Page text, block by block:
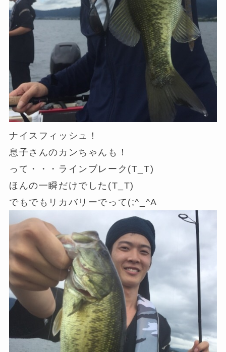
ナイスフィッシュ！
息子さんのカンちゃんも！
って・・・ラインブレーク(T_T)
ほんの一瞬だけでした(T_T)
でもでもリカバリーでって(;^_^A